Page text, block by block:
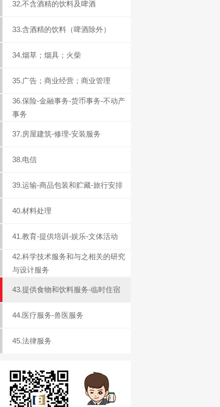
32.不含酒精的饮料及啤酒
33.含酒精的饮料（啤酒除外）
34.烟草；烟具；火柴
35.广告；商业经营；商业管理
36.保险-金融事务-货币事务-不动产
事务
37.房屋建筑-修理-安装服务
38.电信
39.运输-商品包装和贮藏-旅行安排
40.材料处理
41.教育-提供培训-娱乐-文体活动
42.科学技术服务和与之相关的研究
与设计服务
43.提供食物和饮料服务-临时住宿
44.医疗服务-兽医服务
45.法律服务